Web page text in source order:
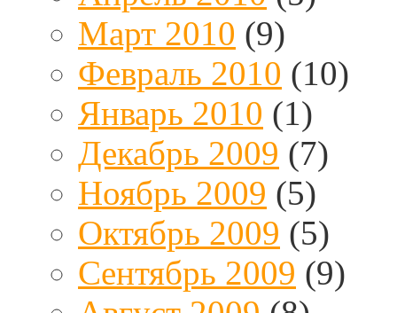
Март 2010 (9)
Февраль 2010 (10)
Январь 2010 (1)
Декабрь 2009 (7)
Ноябрь 2009 (5)
Октябрь 2009 (5)
Сентябрь 2009 (9)